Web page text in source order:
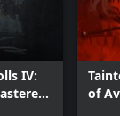
IV:
of